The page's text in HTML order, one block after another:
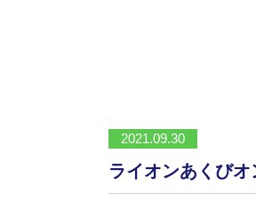
2021.09.30
ライオンあくび